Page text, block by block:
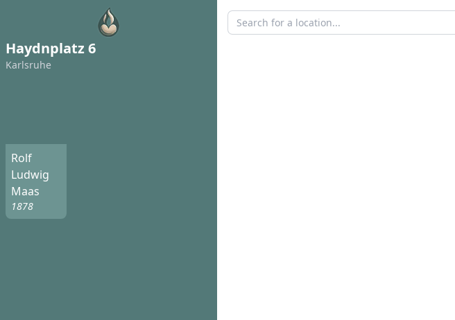
Haydnplatz 6
Karlsruhe
Rolf
Ludwig
Maas
1878